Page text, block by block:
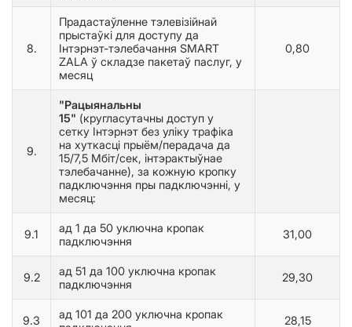
8.
Прадастаўленне тэлевізійнай
прыстаўкі для доступу да
Інтэрнэт-тэлебачання SMART
ZALA ў складзе пакетаў паслуг, у
месяц
0,80
9.
"Рацыянальны
15" (кругласутачны доступ у
сетку Інтэрнэт без уліку трафіка
на хуткасці прыём/перадача да
15/7,5 Мбіт/сек, інтэрактыўнае
тэлебачанне), за кожную кропку
падключэння пры падключэнні, у
месяц:
9.1
ад 1 да 50 уключна кропак
падключэння
31,00
9.2
ад 51 да 100 уключна кропак
падключэння
29,30
9.3
ад 101 да 200 уключна кропак
28,15